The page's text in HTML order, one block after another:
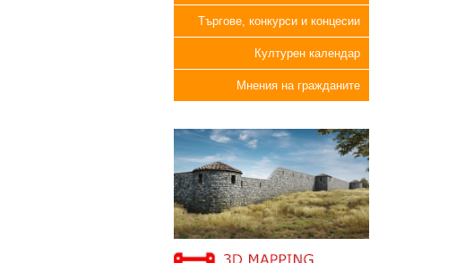
Търгове, конкурси и концесии
Културен календар
Мнения на гражданите